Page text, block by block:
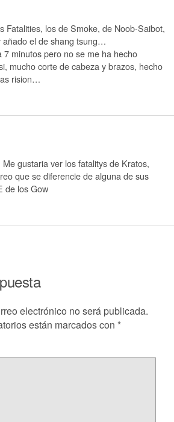
Fatalities, los de Smoke, de Noob-Saibot,
añado el de shang tsung…
7 minutos pero no se me ha hecho
mucho corte de cabeza y brazos, hecho
rision…
Me gustaria ver los fatalitys de Kratos,
que se diferencie de alguna de sus
de los Gow
electrónico no será publicada.
están marcados con *